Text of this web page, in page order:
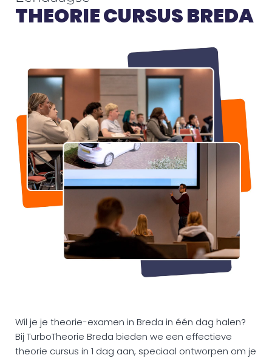
THEORIE CURSUS BREDA
Wil je je theorie-examen in Breda in één dag halen?
Bij TurboTheorie Breda bieden we een effectieve
theorie cursus in 1 dag aan, speciaal ontworpen om je